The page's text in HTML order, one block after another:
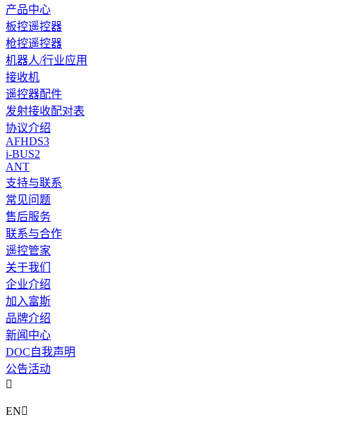
产品中心
板控遥控器
枪控遥控器
机器人/行业应用
接收机
遥控器配件
发射接收配对表
协议介绍
AFHDS3
i-BUS2
ANT
支持与联系
常见问题
售后服务
联系与合作
遥控管家
关于我们
企业介绍
加入富斯
品牌介绍
新闻中心
DOC自我声明
公告活动

EN